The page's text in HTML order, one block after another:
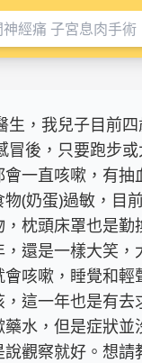
生，我兒子目前
冒後，只要跑步
會一直咳嗽，有抽
物(奶蛋)過敏，目
，枕頭床罩也是勤
還是一樣大笑，
咳嗽，睡覺和輕
這一年也是有去
藥水，但是症狀並
觀察就好。想請